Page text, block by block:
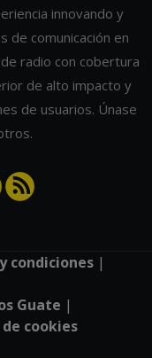
innovando y
de comunicación en
radio con cobertura
de alto impacto y
de usuarios. Únase
condiciones|
Guate |
cookies